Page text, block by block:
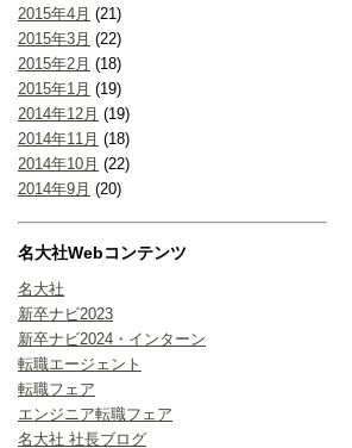
2015年4月 (21)
2015年3月 (22)
2015年2月 (18)
2015年1月 (19)
2014年12月 (19)
2014年11月 (18)
2014年10月 (22)
2014年9月 (20)
名大社Webコンテンツ
名大社
新卒ナビ2023
新卒ナビ2024・インターン
転職エージェント
転職フェア
エンジニア転職フェア
名大社 社長ブログ